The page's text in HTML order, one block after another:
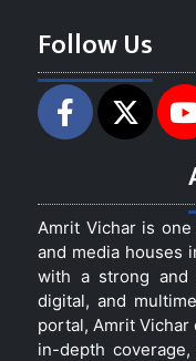
Follow Us
Amrit Vichar is
and media houses
with a strong and
digital, and
portal, Amrit
in-depth